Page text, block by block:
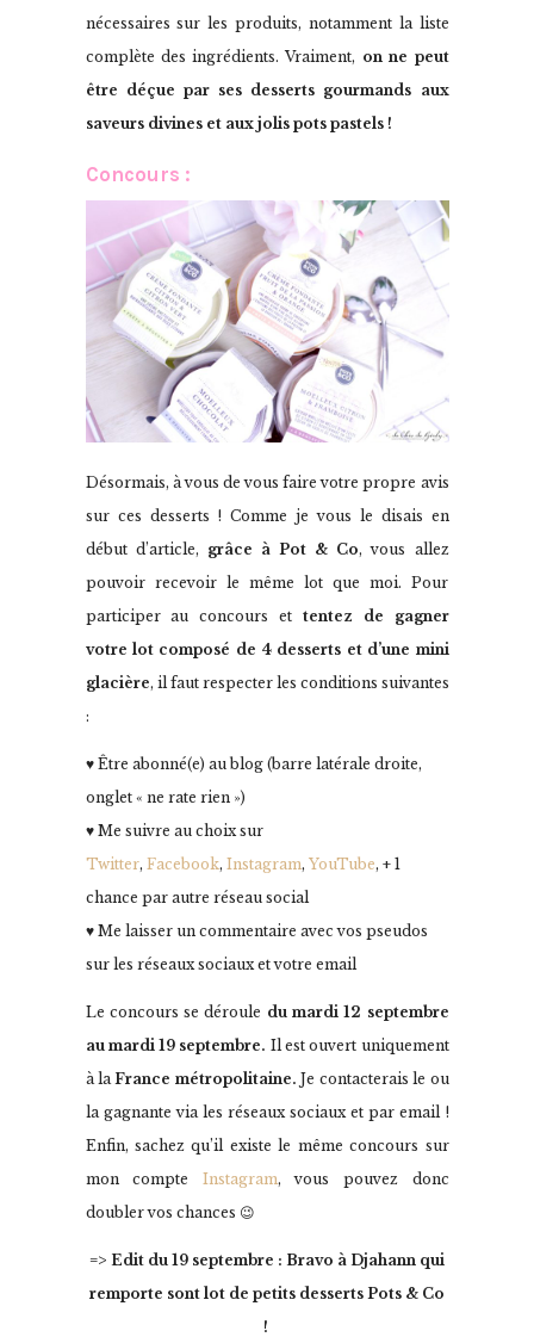
nécessaires sur les produits, notamment la liste
complète des ingrédients. Vraiment, on ne peut
être déçue par ses desserts gourmands aux
saveurs divines et aux jolis pots pastels !
Concours :
Désormais, à vous de vous faire votre propre avis
sur ces desserts ! Comme je vous le disais en
début d’article, grâce à Pot & Co, vous allez
pouvoir recevoir le même lot que moi. Pour
participer au concours et tentez de gagner
votre lot composé de 4 desserts et d’une mini
glacière, il faut respecter les conditions suivantes
:
♥ Être abonné(e) au blog (barre latérale droite,
onglet « ne rate rien »)
♥ Me suivre au choix sur
Twitter, Facebook, Instagram, YouTube, + 1
chance par autre réseau social
♥ Me laisser un commentaire avec vos pseudos
sur les réseaux sociaux et votre email
Le concours se déroule du mardi 12 septembre
au mardi 19 septembre. Il est ouvert uniquement
à la France métropolitaine. Je contacterais le ou
la gagnante via les réseaux sociaux et par email !
Enfin, sachez qu’il existe le même concours sur
mon compte Instagram, vous pouvez donc
doubler vos chances 😉
=> Edit du 19 septembre : Bravo à Djahann qui
remporte sont lot de petits desserts Pots & Co
!